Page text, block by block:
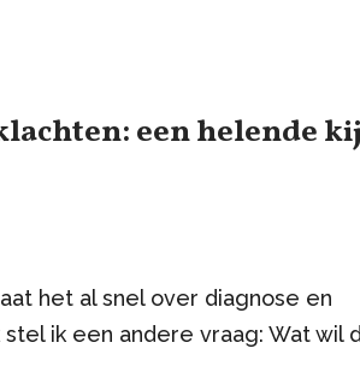
een helende
het al snel over diagnose en
ik een andere vraag: Wat wil